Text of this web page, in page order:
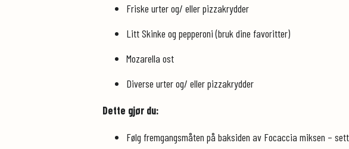
Friske urter og/ eller pizzakrydder
Litt Skinke og pepperoni (bruk dine favoritter)
Mozarella ost
Diverse urter og/ eller pizzakrydder
Dette gjør du:
Følg fremgangsmåten på baksiden av Focaccia miksen –